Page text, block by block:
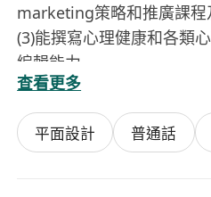
marketing策略和推廣課程
(3)能撰寫心理健康和各類
編輯能力
(4)懂得操作社交媒體的功
IG,Whatsapp)和組織協會
(5)懂得使用AI的技術，活用
查看更多
平面設計 普通話